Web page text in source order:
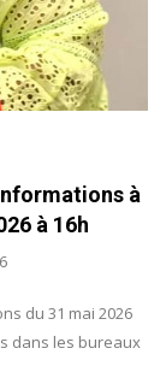
à
à 16h
du 31 mai 2026
dans les bureaux